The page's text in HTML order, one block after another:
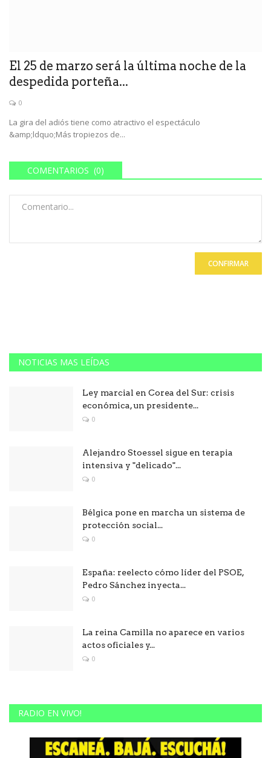
El 25 de marzo será la última noche de la
despedida porteña...
0
La gira del adiós tiene como atractivo el espectáculo
&amp;ldquo;Más tropiezos de...
COMENTARIOS (0)
CONFIRMAR
NOTICIAS MAS LEÍDAS
Ley marcial en Corea del Sur: crisis
económica, un presidente...
0
Alejandro Stoessel sigue en terapia
intensiva y "delicado"...
0
Bélgica pone en marcha un sistema de
protección social...
0
España: reelecto cómo líder del PSOE,
Pedro Sánchez inyecta...
0
La reina Camilla no aparece en varios
actos oficiales y...
0
RADIO EN VIVO!